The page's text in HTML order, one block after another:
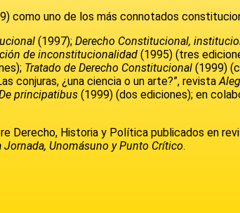
como uno de los más connotados
(1997); Derecho Constitucional,
de inconstitucionalidad (1995) (tres
Tratado de Derecho Constitucional (1999)
conjuras, ¿una ciencia o un arte?”, revista
principatibus (1999) (dos ediciones); en
Derecho, Historia y Política publicados en
Jornada, Unomásuno y Punto Crítico.